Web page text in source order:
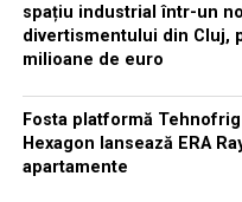
spațiu industrial într-un
divertismentului din Cluj,
milioane de euro
Fosta platformă
Hexagon lansează ERA
apartamente